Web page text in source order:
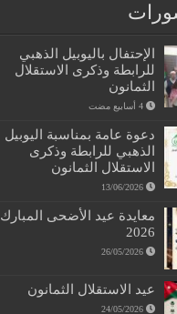
الإحتفال باليوبيل الذهبي
للرابطة وذكرى الاستقلال
الثمانون
دعوة عامة بمناسبة اليوبيل
الذهبي للرابطة وذكرى
الاستقلال الثمانون
13/06/2026
معايدة عيد الأضحى المبارك
2026
26/05/2026
عيد الاستقلال الثمانون
24/05/2026